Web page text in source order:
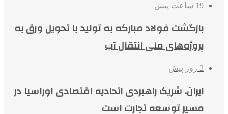
19 ساعت پیش
بازگشت فولاد مبارکه به تولید با تحویل ورق به
پروژه‌های ملی انتقال آب
2 روز پیش
ایران، شریک راهبردی اتحادیه اقتصادی اوراسیا در
مسیر توسعه تجارت است